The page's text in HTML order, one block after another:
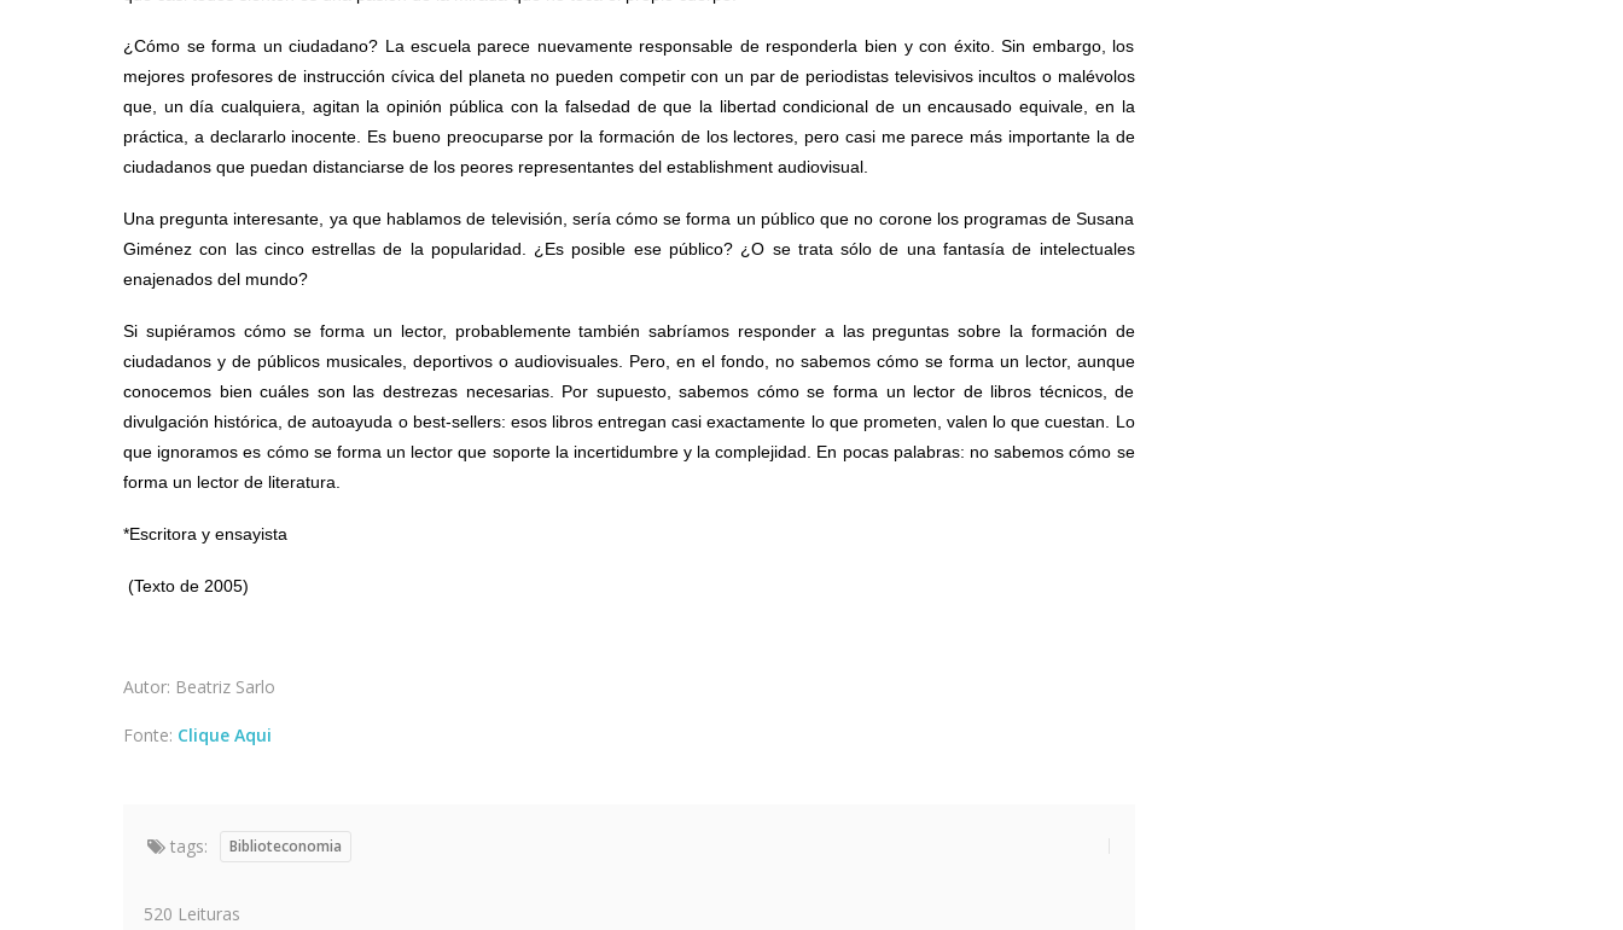
¿Cómo se forma un ciudadano? La escuela parece nuevamente responsable de responderla bien y con éxito. Sin embargo, los
mejores profesores de instrucción cívica del planeta no pueden competir con un par de periodistas televisivos incultos o malévolos
que, un día cualquiera, agitan la opinión pública con la falsedad de que la libertad condicional de un encausado equivale, en la
práctica, a declararlo inocente. Es bueno preocuparse por la formación de los lectores, pero casi me parece más importante la de
ciudadanos que puedan distanciarse de los peores representantes del establishment audiovisual.
Una pregunta interesante, ya que hablamos de televisión, sería cómo se forma un público que no corone los programas de Susana
Giménez con las cinco estrellas de la popularidad. ¿Es posible ese público? ¿O se trata sólo de una fantasía de intelectuales
enajenados del mundo?
Si supiéramos cómo se forma un lector, probablemente también sabríamos responder a las preguntas sobre la formación de
ciudadanos y de públicos musicales, deportivos o audiovisuales. Pero, en el fondo, no sabemos cómo se forma un lector, aunque
conocemos bien cuáles son las destrezas necesarias. Por supuesto, sabemos cómo se forma un lector de libros técnicos, de
divulgación histórica, de autoayuda o best-sellers: esos libros entregan casi exactamente lo que prometen, valen lo que cuestan. Lo
que ignoramos es cómo se forma un lector que soporte la incertidumbre y la complejidad. En pocas palabras: no sabemos cómo se
forma un lector de literatura.
*Escritora y ensayista
(Texto de 2005)
Autor: Beatriz Sarlo
Fonte: Clique Aqui
tags: Biblioteconomia
520 Leituras